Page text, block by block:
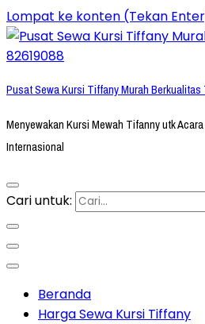
Lompat ke konten (Tekan
Pusat Sewa Kursi Tiffany Murah
Menyewakan Kursi Mewah Tifanny utk
Internasional
Cari untuk:
Beranda
Harga Sewa Kursi Tiffany